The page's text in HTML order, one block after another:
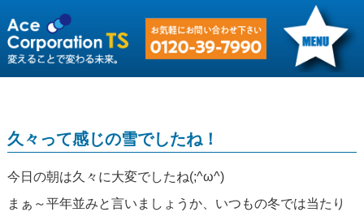
久々って感じの雪でしたね！
今日の朝は久々に大変でしたね(;^ω^)
まぁ～平年並みと言いましょうか、いつもの冬では当たり